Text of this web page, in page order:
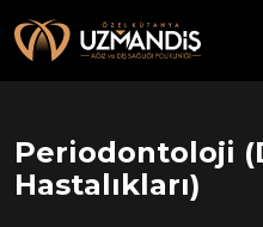
Periodontoloji
Hastalıkları)